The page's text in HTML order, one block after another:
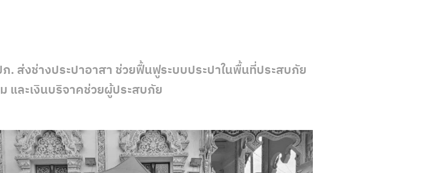
. ส่งช่างประปาอาสา ช่วยฟื้นฟูระบบประปาในพื้นที่ประสบภัย
และเงินบริจาคช่วยผู้ประสบภัย